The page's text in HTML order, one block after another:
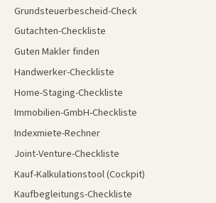
Grundsteuerbescheid-Check
Gutachten-Checkliste
Guten Makler finden
Handwerker-Checkliste
Home-Staging-Checkliste
Immobilien-GmbH-Checkliste
Indexmiete-Rechner
Joint-Venture-Checkliste
Kauf-Kalkulationstool (Cockpit)
Kaufbegleitungs-Checkliste